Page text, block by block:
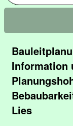
Information
Lies